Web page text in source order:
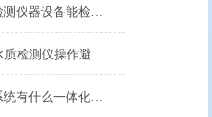
食品安全快速检测仪器设备能检什么？一张表说清适用范围
COD氨氮总磷水质检测仪操作避坑指南：这几个步骤直接影响数据准确性
食品安全检测系统有什么一体化配置·2023仪器仪表推荐·山东云唐